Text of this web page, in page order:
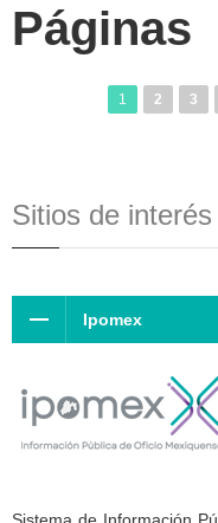
Páginas
1 2 3
Sitios de interés
Ipomex
Sistema de Información